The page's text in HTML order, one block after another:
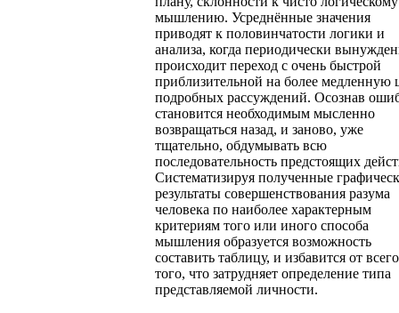
мышлению. Усреднённые значения
приводят к половинчатости логики и
анализа, когда периодически
происходит переход с очень быстрой
приблизительной на более медленную
подробных рассуждений. Осознав
становится необходимым мысленно
возвращаться назад, и заново, уже
тщательно, обдумывать всю
последовательность предстоящих
Систематизируя полученные
результаты совершенствования разума
человека по наиболее характерным
критериям того или иного способа
мышления образуется возможность
составить таблицу, и избавится от всего
того, что затрудняет определение типа
представляемой личности.